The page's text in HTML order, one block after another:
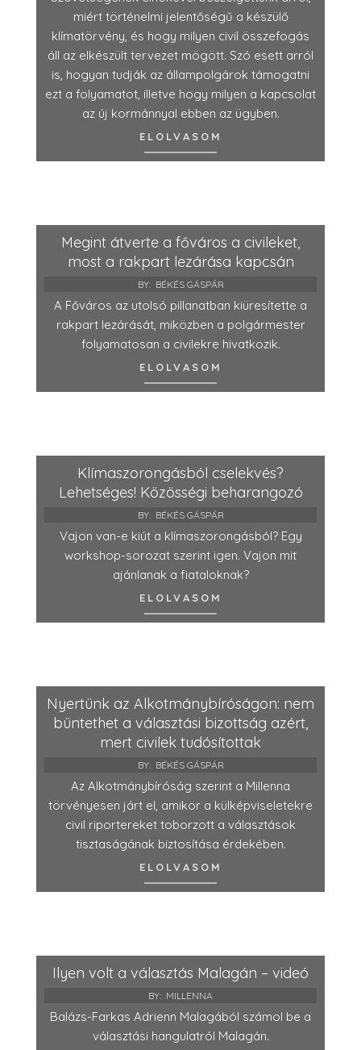
miért történelmi jelentőségű a készülő
klímatörvény, és hogy milyen civil összefogás
áll az elkészült tervezet mögött. Szó esett arról
is, hogyan tudják az állampolgárok támogatni
ezt a folyamatot, illetve hogy milyen a kapcsolat
az új kormánnyal ebben az ügyben.
ELOLVASOM
Megint átverte a főváros a civileket,
most a rakpart lezárása kapcsán
BY: BÉKÉS GÁSPÁR
A Főváros az utolsó pillanatban kiüresítette a
rakpart lezárását, miközben a polgármester
folyamatosan a civilekre hivatkozik.
ELOLVASOM
Klímaszorongásból cselekvés?
Lehetséges! Közösségi beharangozó
BY: BÉKÉS GÁSPÁR
Vajon van-e kiút a klímaszorongásból? Egy
workshop-sorozat szerint igen. Vajon mit
ajánlanak a fiataloknak?
ELOLVASOM
Nyertünk az Alkotmánybíróságon: nem
büntethet a választási bizottság azért,
mert civilek tudósítottak
BY: BÉKÉS GÁSPÁR
Az Alkotmánybíróság szerint a Millenna
törvényesen járt el, amikor a külképviseletekre
civil riportereket toborzott a választások
tisztaságának biztosítása érdekében.
ELOLVASOM
Ilyen volt a választás Malagán – videó
BY: MILLENNA
Balázs-Farkas Adrienn Malagából számol be a
választási hangulatról Malagán.